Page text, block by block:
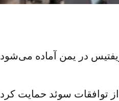
در یمن آماده می‌شود
توافقات سوئد حمایت کرد